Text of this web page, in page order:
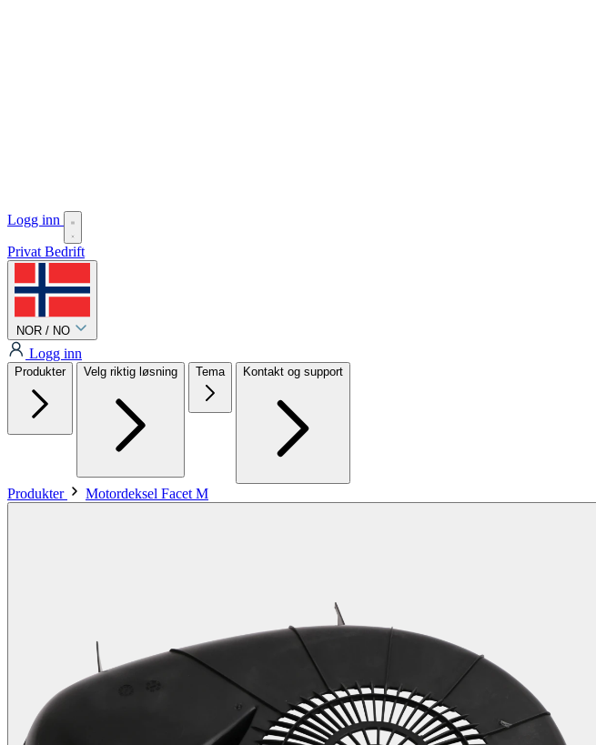
Logg inn
Privat Bedrift
NOR / NO
Logg inn
Produkter Velg riktig løsning Tema Kontakt og support
Produkter Motordeksel Facet M